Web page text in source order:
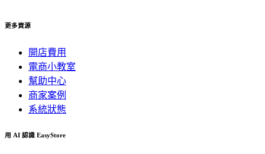
更多資源
開店費用
電商小教室
幫助中心
商家案例
系統狀態
用 AI 認識 EasyStore